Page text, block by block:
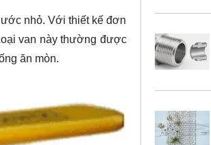
nhỏ. Với thiết kế đơn
van này thường được
ăn mòn.